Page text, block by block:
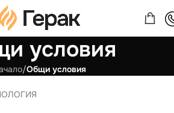
условия
/Общи условия